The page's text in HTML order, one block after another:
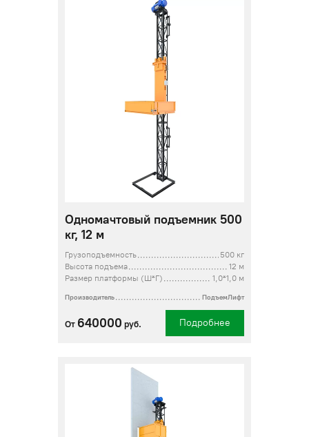
Одномачтовый подъемник 500
кг, 12 м
Грузоподъемность
500 кг
Высота подъема
12 м
Размер платформы (Ш*Г)
1,0*1,0 м
Производитель ПодъемЛифт
От 640000 руб. Подробнее